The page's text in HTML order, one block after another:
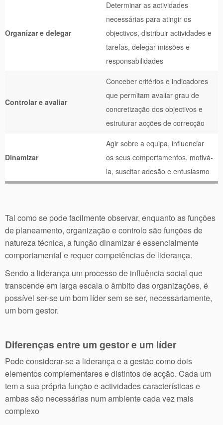
Organizar e delegar
Determinar as actividades
necessárias para atingir os
objectivos, distribuir actividades e
tarefas, delegar missões e
responsabilidades
Controlar e avaliar
Conceber critérios e indicadores
que permitam avaliar grau de
concretização dos objectivos e
estruturar acções de correcção
Dinamizar
Agir sobre a equipa, influenciar
os seus comportamentos, motivá-
la, suscitar adesão e entusiasmo
Tal como se pode facilmente observar, enquanto as funções
de planeamento, organização e controlo são funções de
natureza técnica, a função dinamizar é essencialmente
comportamental e requer competências de liderança.
Sendo a liderança um processo de influência social que
transcende em larga escala o âmbito das organizações, é
possível ser-se um bom líder sem se ser, necessariamente,
um bom gestor.
Diferenças entre um gestor e um líder
Pode considerar-se a liderança e a gestão como dois
elementos complementares e distintos de acção. Cada um
tem a sua própria função e actividades características e
ambas são necessárias num ambiente cada vez mais
complexo